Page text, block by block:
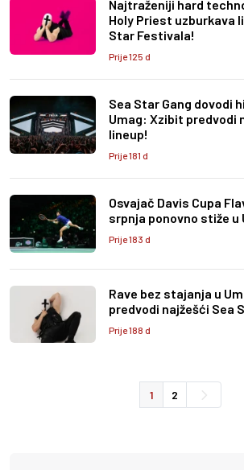
Najtraženiji hard
Holy Priest uzburkava
Star Festivala!
Prije 125 d
Sea Star Gang dovodi
Umag: Xzibit predvodi
lineup!
Prije 181 d
Osvajač Davis Cupa
srpnja ponovno stiže u
Prije 183 d
Rave bez stajanja u
predvodi najžešći Sea
Prije 188 d
1 2